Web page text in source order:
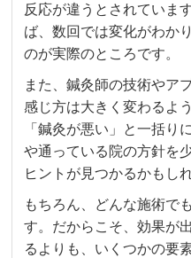
反応が違うとされていま
ば、数回では変化がわか
のが実際のところです。
また、鍼灸師の技術やア
感じ方は大きく変わるよう
「鍼灸が悪い」と一括り
や通っている院の方針を
ヒントが見つかるかもし
もちろん、どんな施術で
す。だからこそ、効果が
るよりも、いくつかの要